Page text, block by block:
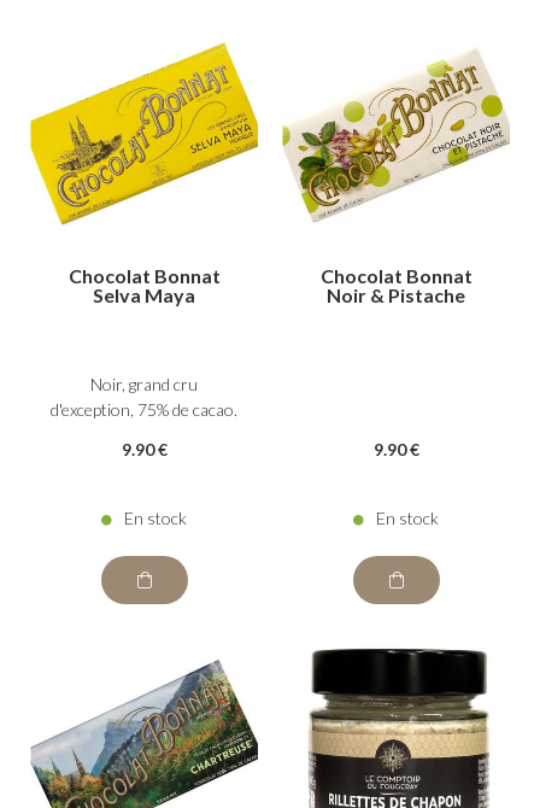
Chocolat Bonnat
Selva Maya
Noir, grand cru
d'exception, 75% de cacao.
9.90 €
En stock
Chocolat Bonnat
Noir & Pistache
9.90 €
En stock